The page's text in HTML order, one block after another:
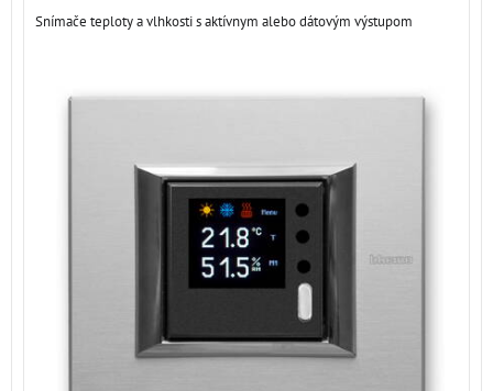
Snímače teploty a vlhkosti s aktívnym alebo dátovým výstupom